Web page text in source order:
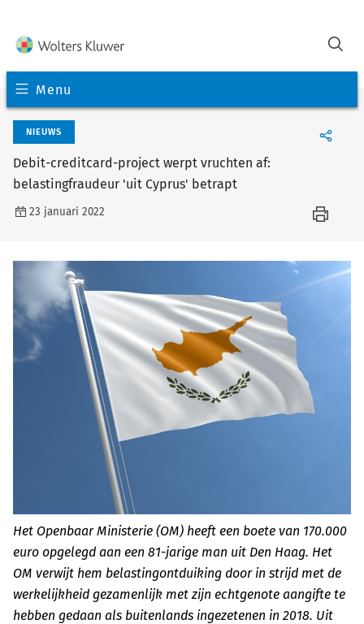
Menu
NIEUWS
Debit-creditcard-project werpt vruchten af:
belastingfraudeur 'uit Cyprus' betrapt
23 januari 2022
Het Openbaar Ministerie (OM) heeft een boete van 170.000
euro opgelegd aan een 81-jarige man uit Den Haag. Het
OM verwijt hem belastingontduiking door in strijd met de
werkelijkheid gezamenlijk met zijn echtgenote aangifte te
hebben gedaan als buitenlands ingezetenen in 2018. Uit